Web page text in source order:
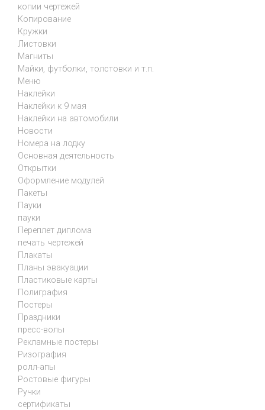
копии чертежей
Копирование
Кружки
Листовки
Магниты
Майки, футболки, толстовки и т.п.
Меню
Наклейки
Наклейки к 9 мая
Наклейки на автомобили
Новости
Номера на лодку
Основная деятельность
Открытки
Оформление модулей
Пакеты
Пауки
пауки
Переплет диплома
печать чертежей
Плакаты
Планы эвакуации
Пластиковые карты
Полиграфия
Постеры
Праздники
пресс-волы
Рекламные постеры
Ризография
ролл-апы
Ростовые фигуры
Ручки
сертификаты